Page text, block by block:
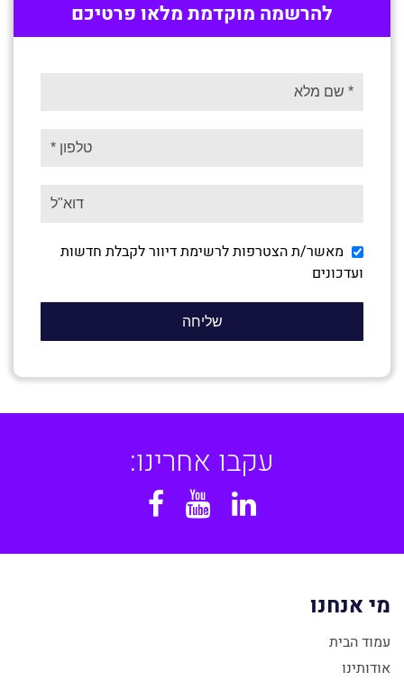
להרשמה מוקדמת מלאו פרטיכם
מאשר/ת הצטרפות לרשימת דיוור לקבלת חדשות
ועדכונים
עקבו אחרינו:
Linkedin
YouTube
מי אנחנו
עמוד הבית
אודותינו